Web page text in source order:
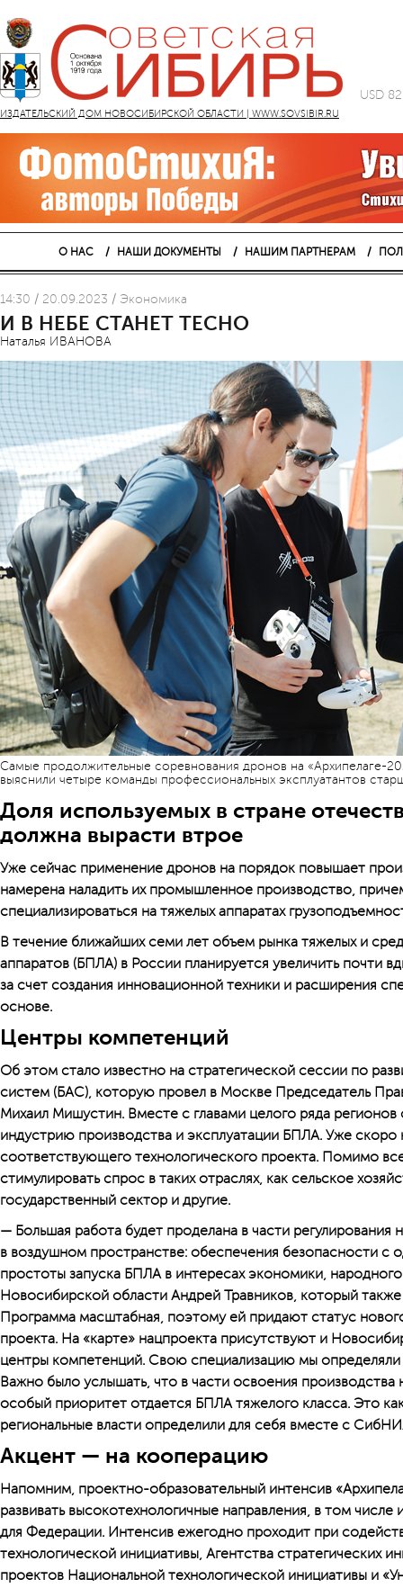
ИЗДАТЕЛЬСКИЙ ДОМ НОВОСИБИРСКОЙ ОБЛАСТИ | WWW.SOVSIBIR.RU
USD
О НАС НАШИ ДОКУМЕНТЫ НАШИМ ПАРТНЕРАМ
14:30 / 20.09.2023 / Экономика
И В НЕБЕ СТАНЕТ ТЕСНО
Наталья ИВАНОВА
Самые продолжительные соревнования дронов на «Архипелаге-
выяснили четыре команды профессиональных эксплуатантов
Доля используемых в стране
должна вырасти втрое
Уже сейчас применение дронов на порядок повышает
намерена наладить их промышленное производство,
специализироваться на тяжелых аппаратах
В течение ближайших семи лет объем рынка тяжелых и
аппаратов (БПЛА) в России планируется увеличить почти
за счет создания инновационной техники и расширения
основе.
Центры компетенций
Об этом стало известно на стратегической сессии по
систем (БАС), которую провел в Москве Председатель
Михаил Мишустин. Вместе с главами целого ряда
индустрию производства и эксплуатации БПЛА. Уже скоро
соответствующего технологического проекта. Помимо
стимулировать спрос в таких отраслях, как сельское
государственный сектор и другие.
— Большая работа будет проделана в части регулирования
в воздушном пространстве: обеспечения безопасности с
простоты запуска БПЛА в интересах экономики,
Новосибирской области Андрей Травников, который
Программа масштабная, поэтому ей придают статус
проекта. На «карте» нацпроекта присутствуют и
центры компетенций. Свою специализацию мы определяли
Важно было услышать, что в части освоения производства
особый приоритет отдается БПЛА тяжелого класса. Это
региональные власти определили для себя вместе с
Акцент — на кооперацию
Напомним, проектно-образовательный интенсив
развивать высокотехнологичные направления, в том
для Федерации. Интенсив ежегодно проходит при
технологической инициативы, Агентства стратегических
проектов Национальной технологической инициативы и